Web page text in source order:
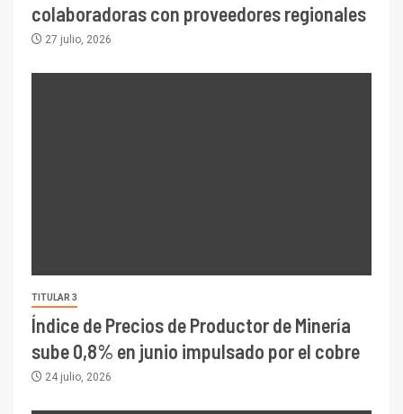
colaboradoras con proveedores regionales
27 julio, 2026
TITULAR 3
Índice de Precios de Productor de Minería
sube 0,8% en junio impulsado por el cobre
24 julio, 2026